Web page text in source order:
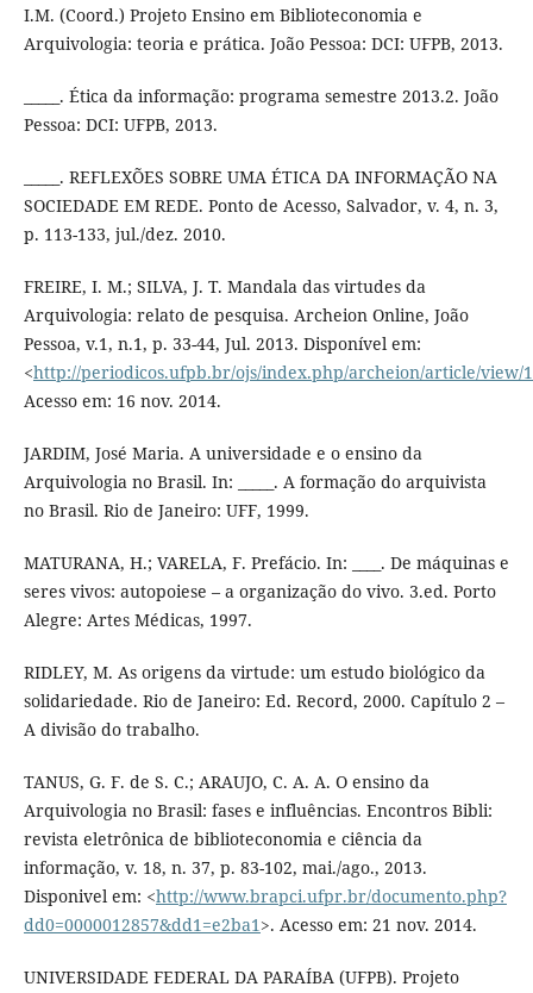
I.M. (Coord.) Projeto Ensino em Biblioteconomia e
Arquivologia: teoria e prática. João Pessoa: DCI: UFPB, 2013.
_____. Ética da informação: programa semestre 2013.2. João
Pessoa: DCI: UFPB, 2013.
_____. REFLEXÕES SOBRE UMA ÉTICA DA INFORMAÇÃO NA
SOCIEDADE EM REDE. Ponto de Acesso, Salvador, v. 4, n. 3,
p. 113-133, jul./dez. 2010.
FREIRE, I. M.; SILVA, J. T. Mandala das virtudes da
Arquivologia: relato de pesquisa. Archeion Online, João
Pessoa, v.1, n.1, p. 33-44, Jul. 2013. Disponível em:
<http://periodicos.ufpb.br/ojs/index.php/archeion/article/view/
Acesso em: 16 nov. 2014.
JARDIM, José Maria. A universidade e o ensino da
Arquivologia no Brasil. In: _____. A formação do arquivista
no Brasil. Rio de Janeiro: UFF, 1999.
MATURANA, H.; VARELA, F. Prefácio. In: ____. De máquinas e
seres vivos: autopoiese – a organização do vivo. 3.ed. Porto
Alegre: Artes Médicas, 1997.
RIDLEY, M. As origens da virtude: um estudo biológico da
solidariedade. Rio de Janeiro: Ed. Record, 2000. Capítulo 2 –
A divisão do trabalho.
TANUS, G. F. de S. C.; ARAUJO, C. A. A. O ensino da
Arquivologia no Brasil: fases e influências. Encontros Bibli:
revista eletrônica de biblioteconomia e ciência da
informação, v. 18, n. 37, p. 83-102, mai./ago., 2013.
Disponivel em: <http://www.brapci.ufpr.br/documento.php?
dd0=0000012857&dd1=e2ba1>. Acesso em: 21 nov. 2014.
UNIVERSIDADE FEDERAL DA PARAÍBA (UFPB). Projeto